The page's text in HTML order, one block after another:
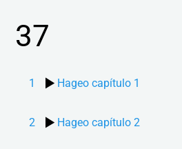
37
1 Hageo capítulo 1
2 Hageo capítulo 2